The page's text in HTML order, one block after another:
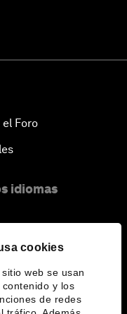
cookies
web se usan
y los
de redes
Foro
idiomas